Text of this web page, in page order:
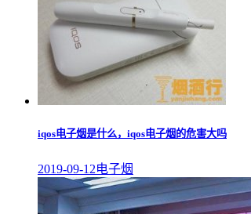
iqos电子烟是什么，iqos电子烟的危害大吗
2019-09-12电子烟